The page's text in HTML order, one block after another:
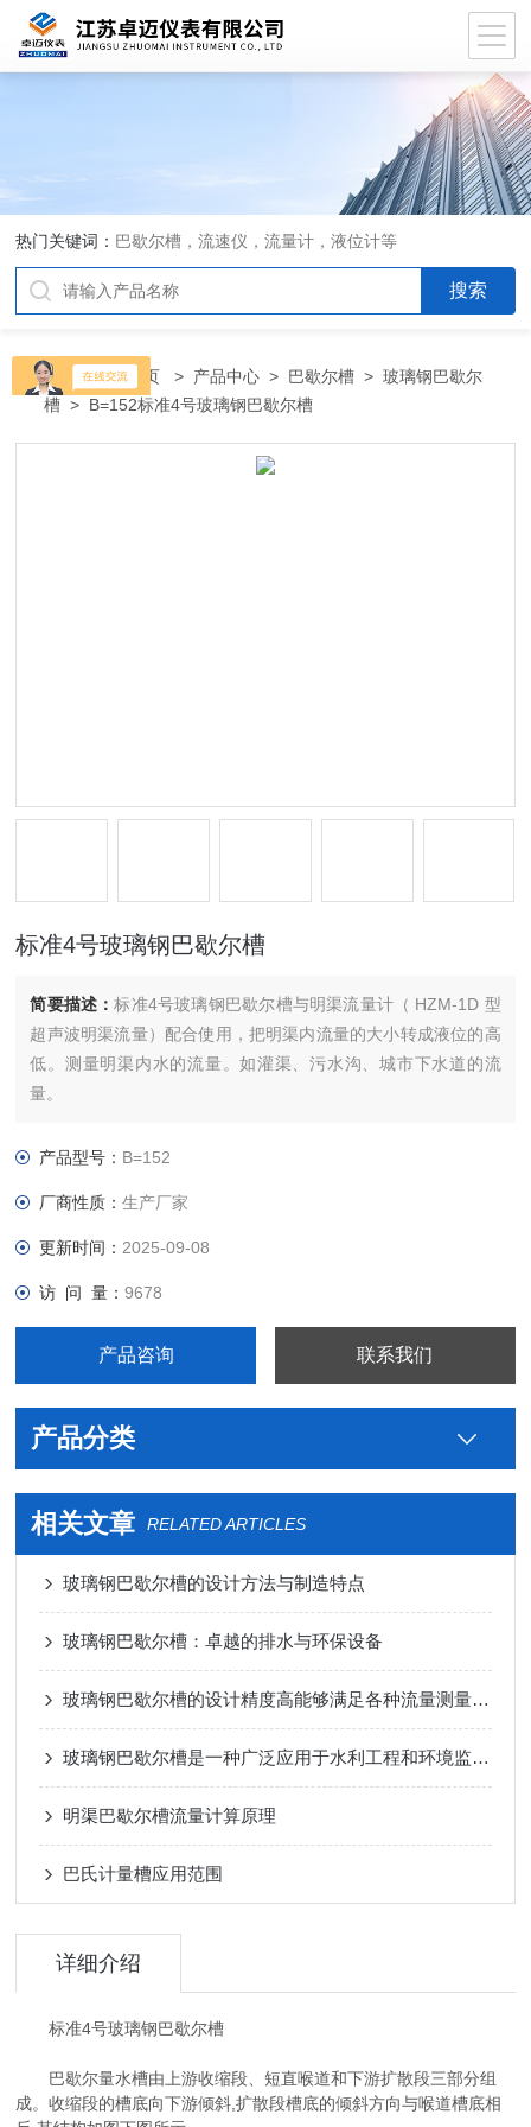
热门关键词： 巴歇尔槽，流速仪，流量计，液位计等
当前位置：首页 > 产品中心 > 巴歇尔槽 >玻璃钢巴歇尔
槽 > B=152标准4号玻璃钢巴歇尔槽
标准4号玻璃钢巴歇尔槽
简要描述：标准4号玻璃钢巴歇尔槽与明渠流量计（ HZM-1D 型
超声波明渠流量）配合使用，把明渠内流量的大小转成液位的高
低。测量明渠内水的流量。如灌渠、污水沟、城市下水道的流
量。
产品型号： B=152
厂商性质：生产厂家
更新时间： 2025-09-08
访 问 量：9678
产品咨询 联系我们
产品分类
相关文章 RELATED ARTICLES
玻璃钢巴歇尔槽的设计方法与制造特点
玻璃钢巴歇尔槽：卓越的排水与环保设备
玻璃钢巴歇尔槽的设计精度高能够满足各种流量测量要求
玻璃钢巴歇尔槽是一种广泛应用于水利工程和环境监测领域的设备
明渠巴歇尔槽流量计算原理
巴氏计量槽应用范围
详细介绍
标准4号玻璃钢巴歇尔槽
巴歇尔量水槽由上游收缩段、短直喉道和下游扩散段三部分组
成。收缩段的槽底向下游倾斜,扩散段槽底的倾斜方向与喉道槽底相